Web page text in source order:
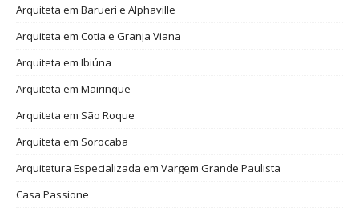
Arquiteta em Barueri e Alphaville
Arquiteta em Cotia e Granja Viana
Arquiteta em Ibiúna
Arquiteta em Mairinque
Arquiteta em São Roque
Arquiteta em Sorocaba
Arquitetura Especializada em Vargem Grande Paulista
Casa Passione